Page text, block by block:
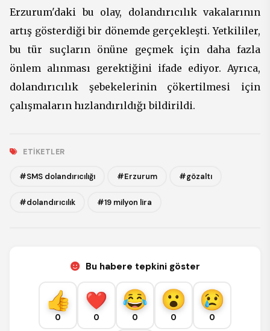
Erzurum'daki bu olay, dolandırıcılık vakalarının
artış gösterdiği bir dönemde gerçekleşti. Yetkililer,
bu tür suçların önüne geçmek için daha fazla
önlem alınması gerektiğini ifade ediyor. Ayrıca,
dolandırıcılık şebekelerinin çökertilmesi için
çalışmaların hızlandırıldığı bildirildi.
ETIKETLER
#SMS dolandırıcılığı #Erzurum #gözaltı
#dolandırıcılık #19 milyon lira
Bu habere tepkini göster
0 0 0 0 0